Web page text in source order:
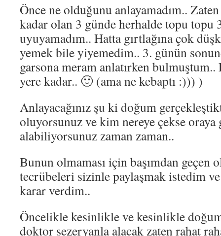
Önce ne olduğunu anlayamadım..
kadar olan 3 günde herhalde topu topu
uyuyamadım.. Hatta gırtlağına çok
yemek bile yiyemedim.. 3. günün
garsona meram anlatırken
yere kadar.. 🙂 (ama ne kebaptı :))) )
Anlayacağınız şu ki doğum
oluyorsunuz ve kim nereye çekse
alabiliyorsunuz zaman zaman..
Bunun olmaması için başımdan geçen
tecrübeleri sizinle paylaşmak istedim ve
karar verdim..
Öncelikle kesinlikle ve kesinlikle
doktor sezeryanla alacak zaten rahat